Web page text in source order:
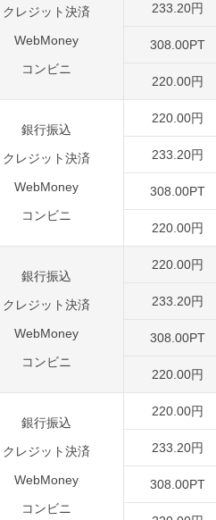
クレジット決済
WebMoney
コンビニ
233.20円
308.00PT
220.00円
銀行振込
クレジット決済
WebMoney
コンビニ
220.00円
233.20円
308.00PT
220.00円
銀行振込
クレジット決済
WebMoney
コンビニ
220.00円
233.20円
308.00PT
220.00円
銀行振込
クレジット決済
WebMoney
コンビニ
220.00円
233.20円
308.00PT